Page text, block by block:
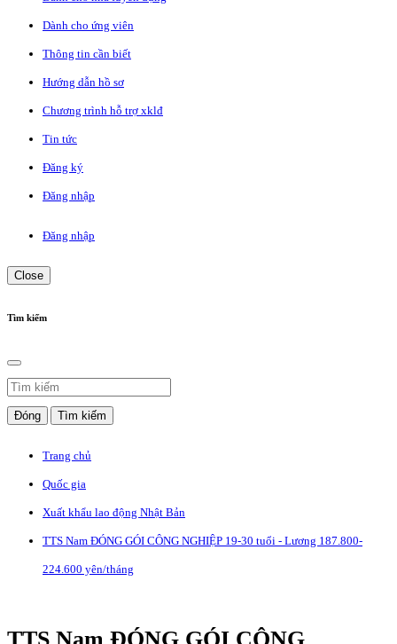
Dành cho ứng viên
Thông tin cần biết
Hướng dẫn hồ sơ
Chương trình hỗ trợ xklđ
Tin tức
Đăng ký
Đăng nhập
Đăng nhập
Close
Tìm kiếm
Đóng Tìm kiếm
Trang chủ
Quốc gia
Xuất khẩu lao động Nhật Bản
TTS Nam ĐÓNG GÓI CÔNG NGHIỆP 19-30 tuổi - Lương 187.800-
224.600 yên/tháng